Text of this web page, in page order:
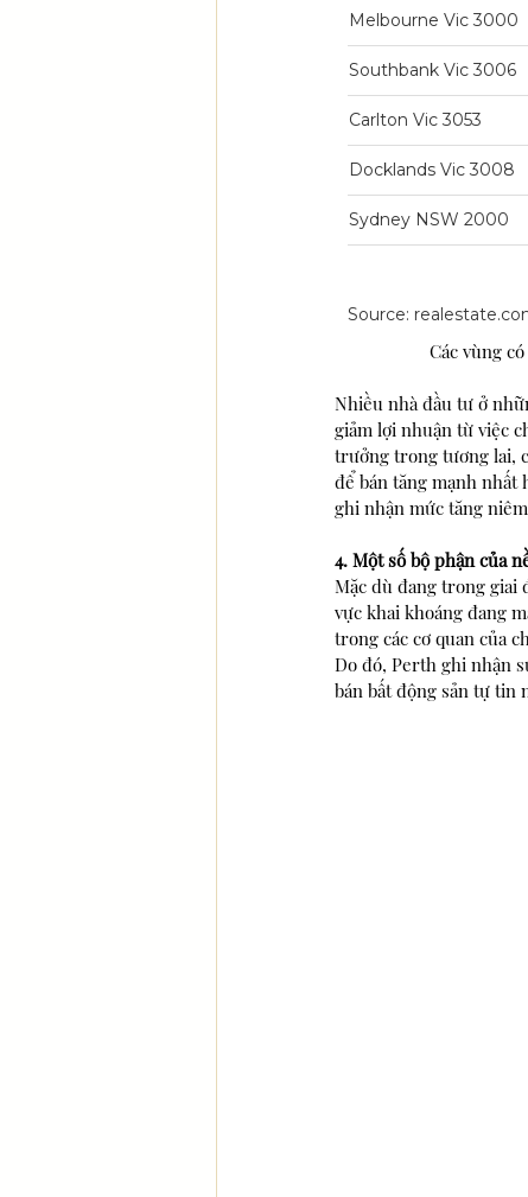
Các vùng
Nhiều nhà đầu tư ở
giảm lợi nhuận từ việc
trưởng trong tương lai,
để bán tăng mạnh
ghi nhận mức tăng
4. Một số bộ phận của
Mặc dù đang trong giai
vực khai khoáng đang
trong các cơ quan của
Do đó, Perth ghi nhận
bán bất động sản tự tin